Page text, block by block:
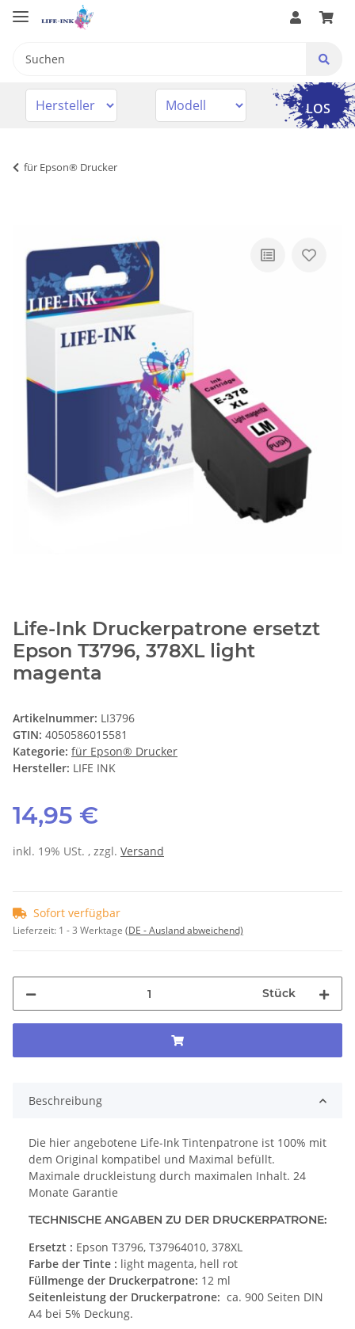
LOS
für Epson® Drucker
Life-Ink Druckerpatrone ersetzt
Epson T3796, 378XL light
magenta
Artikelnummer: LI3796
GTIN: 4050586015581
Kategorie: für Epson® Drucker
Hersteller: LIFE INK
14,95 €
inkl. 19% USt. , zzgl. Versand
Sofort verfügbar
Lieferzeit: 1 - 3 Werktage (DE - Ausland abweichend)
Stück
Beschreibung
Die hier angebotene Life-Ink Tintenpatrone ist 100% mit
dem Original kompatibel und Maximal befüllt.
Maximale druckleistung durch maximalen Inhalt. 24
Monate Garantie
TECHNISCHE ANGABEN ZU DER DRUCKERPATRONE:
Ersetzt : Epson T3796, T37964010, 378XL
Farbe der Tinte : light magenta, hell rot
Füllmenge der Druckerpatrone: 12 ml
Seitenleistung der Druckerpatrone: ca. 900 Seiten DIN
A4 bei 5% Deckung.